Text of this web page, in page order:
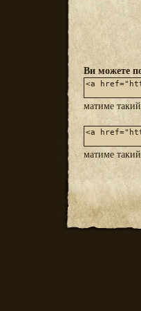
Ви можете
матиме
матиме